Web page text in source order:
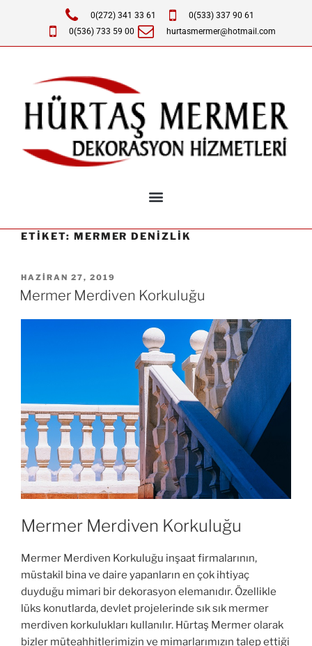
0(272) 341 33 61
0(533) 337 90 61
0(536) 733 59 00
hurtasmermer@hotmail.com
ETIKET: MERMER DENIZLIK
HAZIRAN 27, 2019
Mermer Merdiven Korkuluğu
Mermer Merdiven Korkuluğu
Mermer Merdiven Korkuluğu inşaat firmalarının,
müstakil bina ve daire yapanların en çok ihtiyaç
duyduğu mimari bir dekorasyon elemanıdır. Özellikle
lüks konutlarda, devlet projelerinde sık sık mermer
merdiven korkulukları kullanılır. Hürtaş Mermer olarak
bizler müteahhitlerimizin ve mimarlarımızın talep ettiği